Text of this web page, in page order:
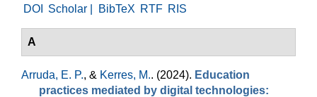
DOI
Scholar | BibTeX RTF RIS
A
Arruda, E. P., & Kerres, M.. (2024). Education
practices mediated by digital technologies: